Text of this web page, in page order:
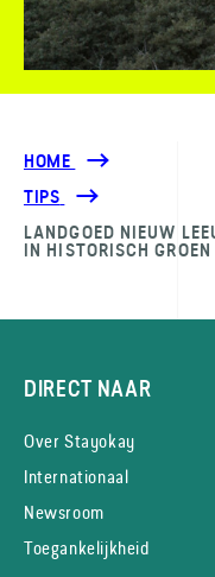
HOME
TIPS
LANDGOED NIEUW
IN HISTORISCH GROEN
DIRECT NAAR
Over Stayokay
Internationaal
Newsroom
Toegankelijkheid